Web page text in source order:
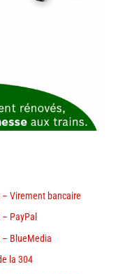
Virement bancaire
PayPal
BlueMedia
la 304